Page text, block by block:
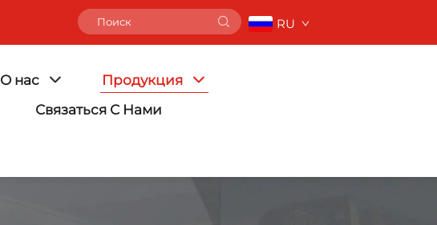
RU
О нас
Продукция
Связаться С Нами